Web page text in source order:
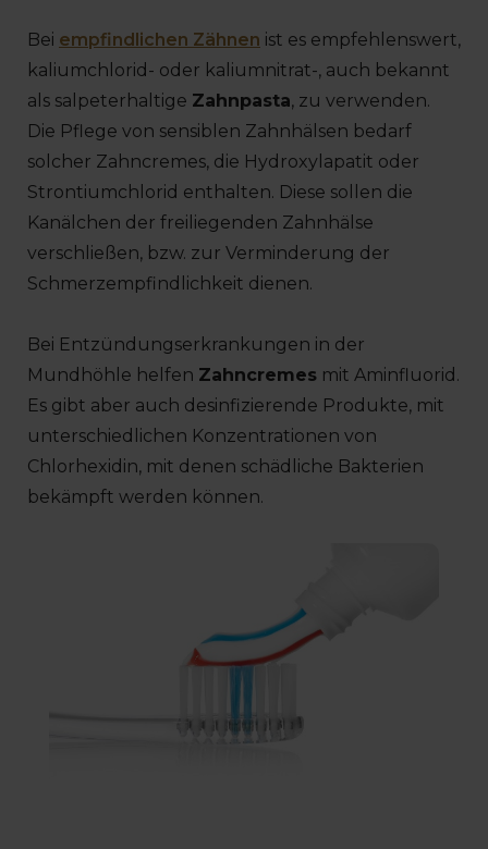
Bei empfindlichen Zähnen ist es empfehlenswert,
kaliumchlorid- oder kaliumnitrat-, auch bekannt
als salpeterhaltige Zahnpasta, zu verwenden.
Die Pflege von sensiblen Zahnhälsen bedarf
solcher Zahncremes, die Hydroxylapatit oder
Strontiumchlorid enthalten. Diese sollen die
Kanälchen der freiliegenden Zahnhälse
verschließen, bzw. zur Verminderung der
Schmerzempfindlichkeit dienen.
Bei Entzündungserkrankungen in der
Mundhöhle helfen Zahncremes mit Aminfluorid.
Es gibt aber auch desinfizierende Produkte, mit
unterschiedlichen Konzentrationen von
Chlorhexidin, mit denen schädliche Bakterien
bekämpft werden können.